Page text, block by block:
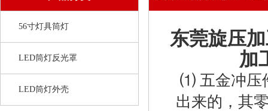
56寸灯具筒灯
LED筒灯反光罩
LED筒灯外壳
东莞旋压
加
⑴ 五金冲压
出来的，其